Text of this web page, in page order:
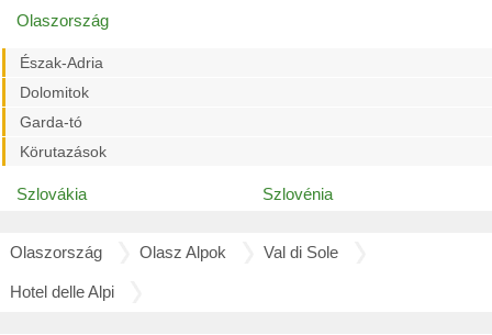
Olaszország
Észak-Adria
Dolomitok
Garda-tó
Körutazások
Szlovákia Szlovénia
Olaszország Olasz Alpok Val di Sole
Hotel delle Alpi